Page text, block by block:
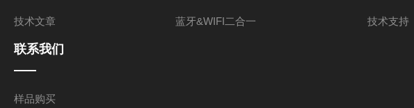
技术文章 蓝牙&WIFI二合一 技术支持
联系我们
样品购买